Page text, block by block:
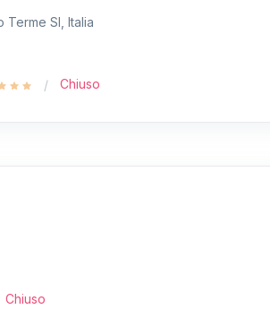
Terme SI, Italia
Chiuso
Chiuso